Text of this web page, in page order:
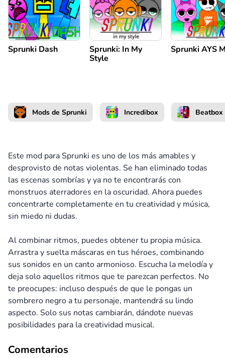
Sprunki Dash
Sprunki: In My
Style
Sprunki AYS
Mods de Sprunki Incredibox Beatbox
Este mod para Sprunki es uno de los más amables y
desprovisto de notas violentas. Se han eliminado todas
las escenas sombrías y ya no te encontrarás con
monstruos aterradores en la oscuridad. Ahora puedes
concentrarte completamente en tu creatividad y música,
sin miedo ni dudas.
Al combinar ritmos, puedes obtener tu propia música.
Arrastra y suelta máscaras en tus héroes, combinando
sus sonidos en un canto armonioso. Escucha la melodía y
deja solo aquellos ritmos que te parezcan perfectos. No
te preocupes: incluso después de que le pongas un
sombrero negro a tu personaje, mantendrá su lindo
aspecto. Solo sus notas cambiarán, dándote nuevas
posibilidades para la creatividad musical.
Comentarios